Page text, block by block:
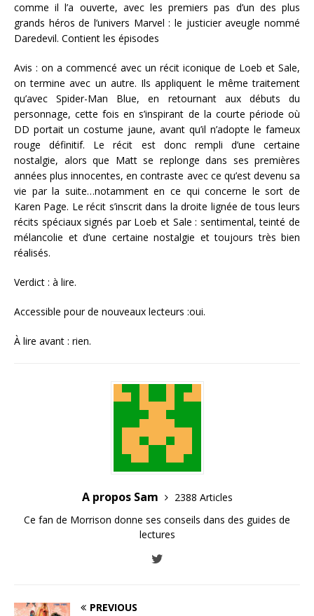
comme il l’a ouverte, avec les premiers pas d’un des plus
grands héros de l’univers Marvel : le justicier aveugle nommé
Daredevil. Contient les épisodes
Avis : on a commencé avec un récit iconique de Loeb et Sale,
on termine avec un autre. Ils appliquent le même traitement
qu’avec Spider-Man Blue, en retournant aux débuts du
personnage, cette fois en s’inspirant de la courte période où
DD portait un costume jaune, avant qu’il n’adopte le fameux
rouge définitif. Le récit est donc rempli d’une certaine
nostalgie, alors que Matt se replonge dans ses premières
années plus innocentes, en contraste avec ce qu’est devenu sa
vie par la suite…notamment en ce qui concerne le sort de
Karen Page. Le récit s’inscrit dans la droite lignée de tous leurs
récits spéciaux signés par Loeb et Sale : sentimental, teinté de
mélancolie et d’une certaine nostalgie et toujours très bien
réalisés.
Verdict : à lire.
Accessible pour de nouveaux lecteurs :oui.
À lire avant : rien.
A propos Sam
2388 Articles
Ce fan de Morrison donne ses conseils dans des guides de
lectures
PREVIOUS